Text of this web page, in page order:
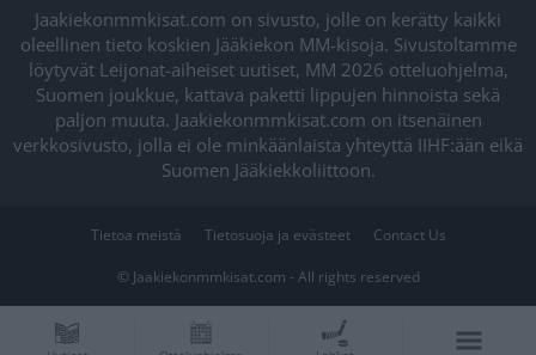
Jaakiekonmmkisat.com on sivusto, jolle on kerätty kaikki
oleellinen tieto koskien Jääkiekon MM-kisoja. Sivustoltamme
löytyvät Leijonat-aiheiset uutiset, MM 2026 otteluohjelma,
Suomen joukkue, kattava paketti lippujen hinnoista sekä
paljon muuta. Jaakiekonmmkisat.com on itsenäinen
verkkosivusto, jolla ei ole minkäänlaista yhteyttä IIHF:ään eikä
Suomen Jääkiekkoliittoon.
Tietoa meistä Tietosuoja ja evästeet Contact Us
© Jaakiekonmmkisat.com - All rights reserved